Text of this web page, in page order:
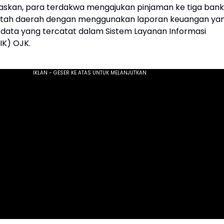
para terdakwa mengajukan pinjaman ke tiga bank
daerah dengan menggunakan laporan keuangan
yang tercatat dalam Sistem Layanan Informasi
OJK.